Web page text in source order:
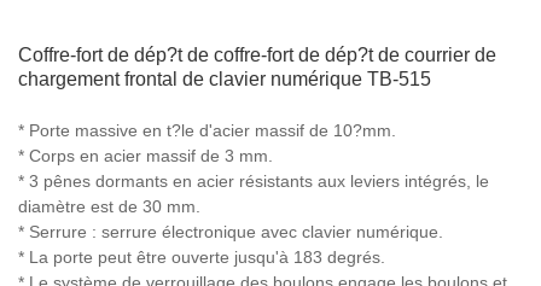
Coffre-fort de dép?t de coffre-fort de dép?t de courrier de
chargement frontal de clavier numérique TB-515
* Porte massive en t?le d'acier massif de 10?mm.
* Corps en acier massif de 3 mm.
* 3 pênes dormants en acier résistants aux leviers intégrés, le
diamètre est de 30 mm.
* Serrure : serrure électronique avec clavier numérique.
* La porte peut être ouverte jusqu'à 183 degrés.